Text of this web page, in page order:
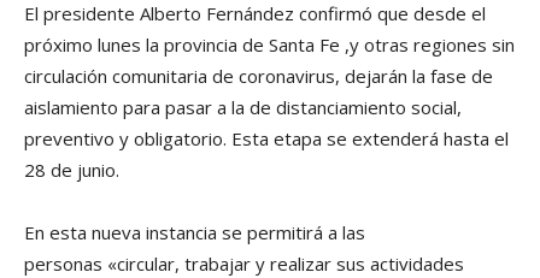
El presidente Alberto Fernández confirmó que desde el
próximo lunes la provincia de Santa Fe ,y otras regiones sin
circulación comunitaria de coronavirus, dejarán la fase de
aislamiento para pasar a la de distanciamiento social,
preventivo y obligatorio. Esta etapa se extenderá hasta el
28 de junio.
En esta nueva instancia se permitirá a las
personas «circular, trabajar y realizar sus actividades